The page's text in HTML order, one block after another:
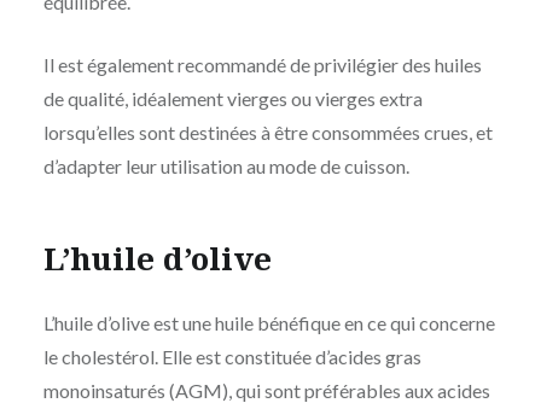
Il est également recommandé de privilégier des huiles
de qualité, idéalement vierges ou vierges extra
lorsqu’elles sont destinées à être consommées crues, et
d’adapter leur utilisation au mode de cuisson.
L’huile d’olive
L’huile d’olive est une huile bénéfique en ce qui concerne
le cholestérol. Elle est constituée d’acides gras
monoinsaturés (AGM), qui sont préférables aux acides